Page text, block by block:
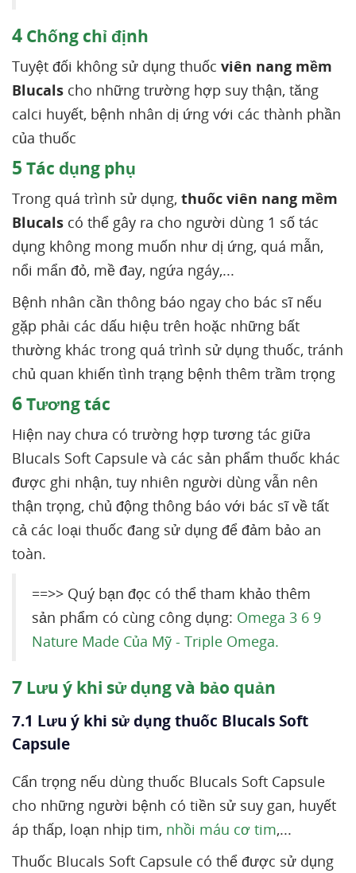
4 Chống chỉ định
Tuyệt đối không sử dụng thuốc viên nang mềm
Blucals cho những trường hợp suy thận, tăng
calci huyết, bệnh nhân dị ứng với các thành phần
của thuốc
5 Tác dụng phụ
Trong quá trình sử dụng, thuốc viên nang mềm
Blucals có thể gây ra cho người dùng 1 số tác
dụng không mong muốn như dị ứng, quá mẫn,
nổi mẩn đỏ, mề đay, ngứa ngáy,...
Bệnh nhân cần thông báo ngay cho bác sĩ nếu
gặp phải các dấu hiệu trên hoặc những bất
thường khác trong quá trình sử dụng thuốc, tránh
chủ quan khiến tình trạng bệnh thêm trầm trọng
6Tương tác
Hiện nay chưa có trường hợp tương tác giữa
Blucals Soft Capsule và các sản phẩm thuốc khác
được ghi nhận, tuy nhiên người dùng vẫn nên
thận trọng, chủ động thông báo với bác sĩ về tất
cả các loại thuốc đang sử dụng để đảm bảo an
toàn.
==>> Quý bạn đọc có thể tham khảo thêm
sản phẩm có cùng công dụng: Omega 3 6 9
Nature Made Của Mỹ - Triple Omega.
7 Lưu ý khi sử dụng và bảo quản
7.1 Lưu ý khi sử dụng thuốc Blucals Soft
Capsule
Cẩn trọng nếu dùng thuốc Blucals Soft Capsule
cho những người bệnh có tiền sử suy gan, huyết
áp thấp, loạn nhịp tim, nhồi máu cơ tim,...
Thuốc Blucals Soft Capsule có thể được sử dụng